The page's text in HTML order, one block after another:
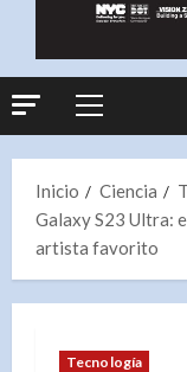
Menú
Inicio Ciencia
Galaxy S23 Ultra:
artista favorito
Tecnología